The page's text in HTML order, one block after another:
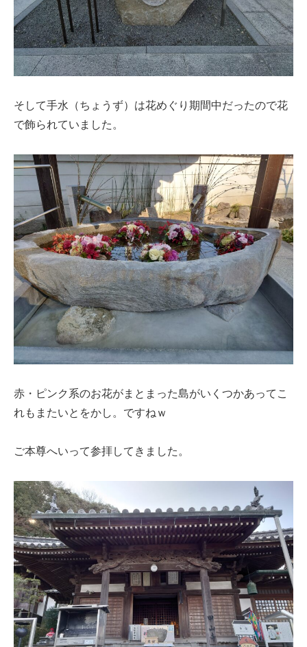
そして手水（ちょうず）は花めぐり期間中だったので花
で飾られていました。
赤・ピンク系のお花がまとまった島がいくつかあってこ
れもまたいとをかし。ですねｗ
ご本尊へいって参拝してきました。